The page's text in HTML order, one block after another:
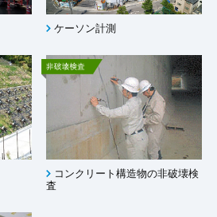
ケーソン計測
コンクリート構造物の非破壊検
査